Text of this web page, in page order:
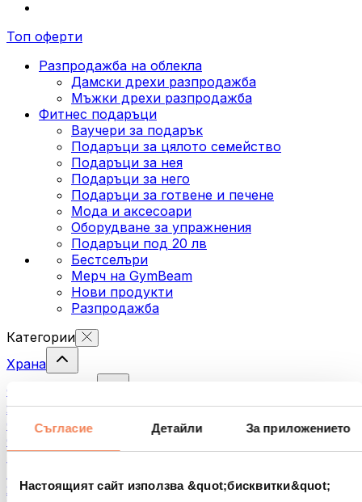
Съгласие Детайли За приложението
Настоящият сайт използва &quot;бисквитки&quot;
Топ оферти
Разпродажба на облекла
Дамски дрехи разпродажба
Мъжки дрехи разпродажба
Фитнес подаръци
Ваучери за подарък
Подаръци за цялото семейство
Подаръци за нея
Подаръци за него
Подаръци за готвене и печене
Мода и аксесоари
Оборудване за упражнения
Подаръци под 20 лв
Бестселъри
Мерч на GymBeam
Нови продукти
Разпродажба
Категории
Храна
Фитнес храна
Ядки
Семена
Спредове и кремове за мазане
Риба
Яйца